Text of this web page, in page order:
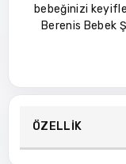
bebeğinizi
Berenis Bebek
ÖZELLİK